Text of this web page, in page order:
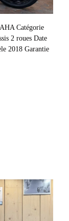
Catégorie
2 roues Date
2018 Garantie